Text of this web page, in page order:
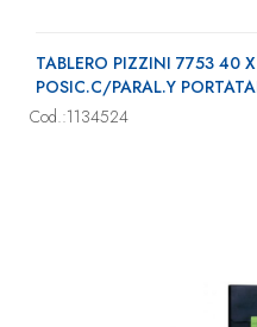
TABLERO PIZZINI 7753 40
POSIC.C/PARAL.Y
Cod.:1134524